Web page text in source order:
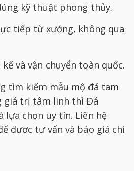
kỹ thuật phong thủy.
tiếp từ xưởng, không qua
và vận chuyển toàn quốc.
tìm kiếm mẫu mộ đá tam
giá trị tâm linh thì Đá
lựa chọn uy tín. Liên hệ
được tư vấn và báo giá chi